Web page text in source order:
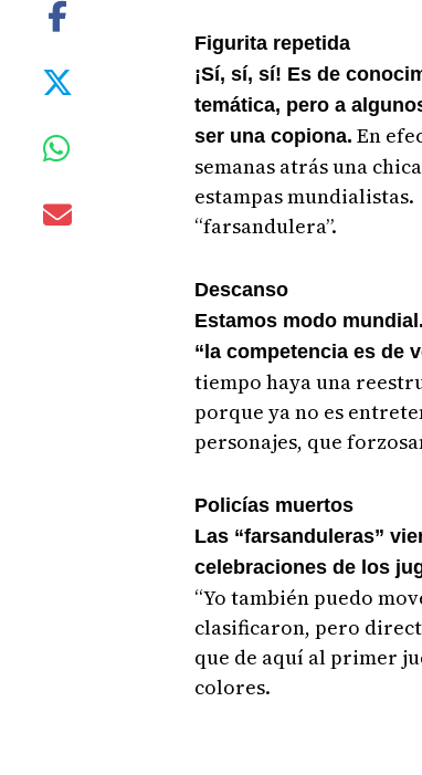
Figurita repetida
¡Sí, sí, sí! Es de
temática, pero a
ser una copiona. En
semanas atrás una
estampas
“farsandulera”.
Descanso
Estamos modo
“la competencia es de
tiempo haya una
porque ya no es
personajes, que
Policías muertos
Las “farsanduleras”
celebraciones de los
“Yo también puedo
clasificaron, pero
que de aquí al primer
colores.